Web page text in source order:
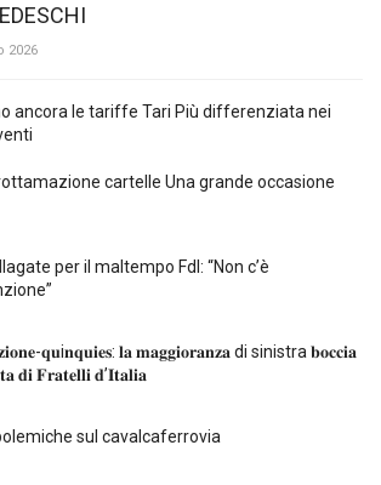
2026
ancora le tariffe Tari Più differenziata nei
cartelle Una grande occasione
per il maltempo FdI: “Non c’è
𝐪𝐮i𝐧𝐪𝐮𝐢𝐞𝐬: 𝐥𝐚 𝐦𝐚𝐠𝐠𝐢𝐨𝐫𝐚𝐧𝐳𝐚 di sinistra 𝐛𝐨𝐜𝐜𝐢𝐚
𝐝𝐢 𝐅𝐫𝐚𝐭𝐞𝐥𝐥𝐢 𝐝’𝐈𝐭𝐚𝐥𝐢𝐚
sul cavalcaferrovia